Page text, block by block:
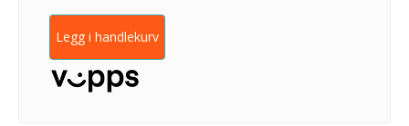
Legg i handlekurv